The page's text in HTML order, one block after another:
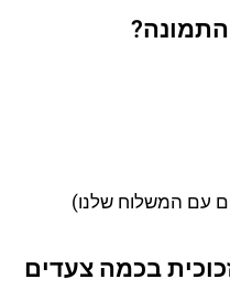
עם המשלוח שלנו)
בכמה צעדים